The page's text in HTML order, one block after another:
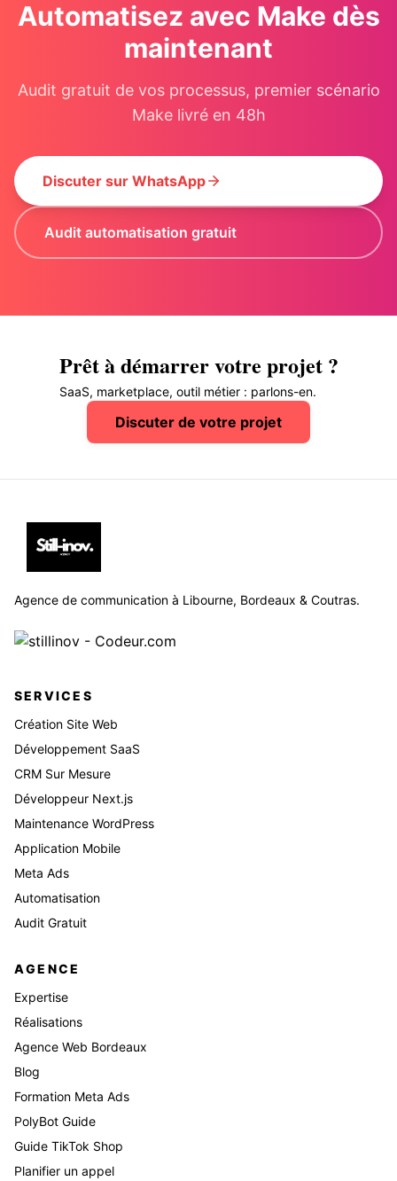
Automatisez avec Make dès
maintenant
Audit gratuit de vos processus, premier scénario
Make livré en 48h
Discuter sur WhatsApp
Audit automatisation gratuit
Prêt à démarrer votre projet ?
SaaS, marketplace, outil métier : parlons-en.
Discuter de votre projet
Agence de communication à Libourne, Bordeaux & Coutras.
SERVICES
Création Site Web
Développement SaaS
CRM Sur Mesure
Développeur Next.js
Maintenance WordPress
Application Mobile
Meta Ads
Automatisation
Audit Gratuit
AGENCE
Expertise
Réalisations
Agence Web Bordeaux
Blog
Formation Meta Ads
PolyBot Guide
Guide TikTok Shop
Planifier un appel